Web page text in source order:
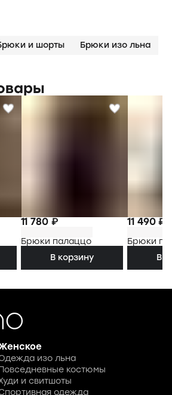
и шорты Брюки изо льна
11 780 ₽
Брюки палаццо
В корзину
11 490 ₽
Брюки
В
изо льна
костюмы
и свитшоты
одежда